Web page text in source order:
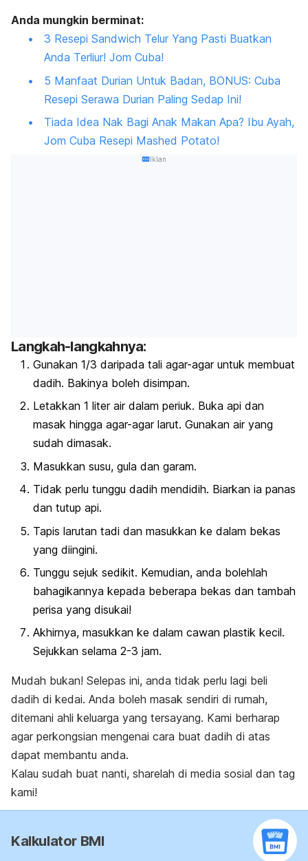
Anda mungkin berminat:
3 Resepi Sandwich Telur Yang Pasti Buatkan
Anda Terliur! Jom Cuba!
5 Manfaat Durian Untuk Badan, BONUS: Cuba
Resepi Serawa Durian Paling Sedap Ini!
Tiada Idea Nak Bagi Anak Makan Apa? Ibu Ayah,
Jom Cuba Resepi Mashed Potato!
Iklan
Langkah-langkahnya:
Gunakan 1/3 daripada tali agar-agar untuk membuat
dadih. Bakinya boleh disimpan.
Letakkan 1 liter air dalam periuk. Buka api dan
masak hingga agar-agar larut. Gunakan air yang
sudah dimasak.
Masukkan susu, gula dan garam.
Tidak perlu tunggu dadih mendidih. Biarkan ia panas
dan tutup api.
Tapis larutan tadi dan masukkan ke dalam bekas
yang diingini.
Tunggu sejuk sedikit. Kemudian, anda bolehlah
bahagikannya kepada beberapa bekas dan tambah
perisa yang disukai!
Akhirnya, masukkan ke dalam cawan plastik kecil.
Sejukkan selama 2-3 jam.
Mudah bukan! Selepas ini, anda tidak perlu lagi beli
dadih di kedai. Anda boleh masak sendiri di rumah,
ditemani ahli keluarga yang tersayang. Kami berharap
agar perkongsian mengenai cara buat dadih di atas
dapat membantu anda.
Kalau sudah buat nanti, sharelah di media sosial dan tag
kami!
Kalkulator BMI